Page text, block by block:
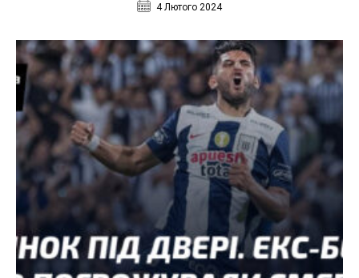
4 Лютого 2024